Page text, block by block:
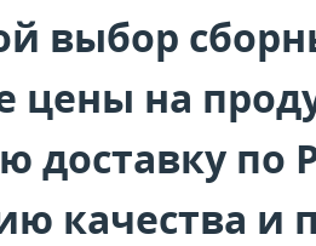
выбор
цены на
доставку по
качества и